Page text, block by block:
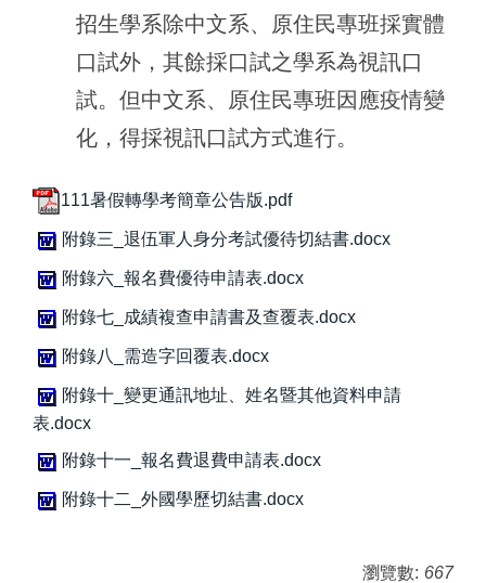
招生學系除中文系、原住民專班採實體
口試外，其餘採口試之學系為視訊口
試。但中文系、原住民專班因應疫情變
化，得採視訊口試方式進行。
111暑假轉學考簡章公告版.pdf
附錄三_退伍軍人身分考試優待切結書.docx
附錄六_報名費優待申請表.docx
附錄七_成績複查申請書及查覆表.docx
附錄八_需造字回覆表.docx
附錄十_變更通訊地址、姓名暨其他資料申請
表.docx
附錄十一_報名費退費申請表.docx
附錄十二_外國學歷切結書.docx
瀏覽數: 667